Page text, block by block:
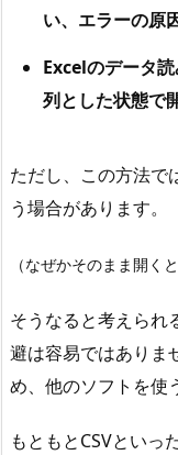
い、エラーの原
Excelのデータ
列とした状態で
ただし、この方法で
う場合があります。
（なぜかそのまま開く
そうなると考えられ
避は容易ではありま
め、他のソフトを使
もともとCSVといっ